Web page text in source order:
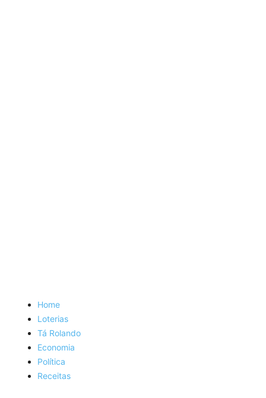
Home
Loterias
Tá Rolando
Economia
Política
Receitas